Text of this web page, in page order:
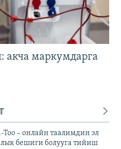
акча маркумдарга
Тоо – онлайн таалимдин эл
бешиги болууга тийиш